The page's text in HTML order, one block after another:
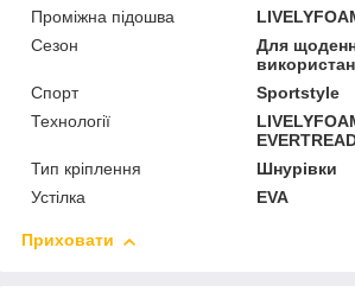
Проміжна підошва
Сезон
Для
Спорт
Sportstyle
Технології
Тип кріплення
Шнурівки
Устілка
EVA
Приховати